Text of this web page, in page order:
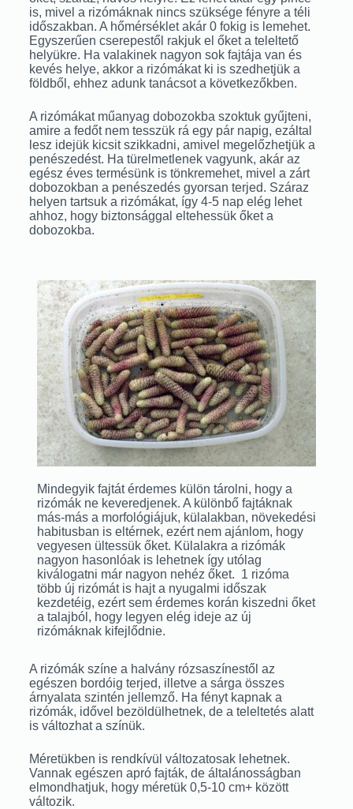
is, mivel a rizómáknak nincs szüksége fényre a téli
időszakban. A hőmérséklet akár 0 fokig is lemehet.
Egyszerűen cserepestől rakjuk el őket a teleltető
helyükre. Ha valakinek nagyon sok fajtája van és
kevés helye, akkor a rizómákat ki is szedhetjük a
földből, ehhez adunk tanácsot a következőkben.
A rizómákat műanyag dobozokba szoktuk gyűjteni,
amire a fedőt nem tesszük rá egy pár napig, ezáltal
lesz idejük kicsit szikkadni, amivel megelőzhetjük a
penészedést. Ha türelmetlenek vagyunk, akár az
egész éves termésünk is tönkremehet, mivel a zárt
dobozokban a penészedés gyorsan terjed. Száraz
helyen tartsuk a rizómákat, így 4-5 nap elég lehet
ahhoz, hogy biztonsággal eltehessük őket a
dobozokba.
Mindegyik fajtát érdemes külön tárolni, hogy a
rizómák ne keveredjenek. A különbő fajtáknak
más-más a morfológiájuk, külalakban, növekedési
habitusban is eltérnek, ezért nem ajánlom, hogy
vegyesen ültessük őket. Külalakra a rizómák
nagyon hasonlóak is lehetnek így utólag
kiválogatni már nagyon nehéz őket. 1 rizóma
több új rizómát is hajt a nyugalmi időszak
kezdetéig, ezért sem érdemes korán kiszedni őket
a talajból, hogy legyen elég ideje az új
rizómáknak kifejlődnie.
A rizómák színe a halvány rózsaszínestől az
egészen bordóig terjed, illetve a sárga összes
árnyalata szintén jellemző. Ha fényt kapnak a
rizómák, idővel bezöldülhetnek, de a teleltetés alatt
is változhat a színük.
Méretükben is rendkívül változatosak lehetnek.
Vannak egészen apró fajták, de általánosságban
elmondhatjuk, hogy méretük 0,5-10 cm+ között
változik.